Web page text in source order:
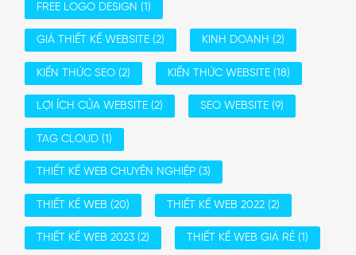
FREE LOGO DESIGN (1)
GIÁ THIẾT KẾ WEBSITE (2) KINH DOANH (2)
KIẾN THỨC SEO (2) KIẾN THỨC WEBSITE(18)
LỢI ÍCH CỦA WEBSITE (2) SEO WEBSITE(9)
TAG CLOUD (1)
THIẾT KẾ WEB CHUYÊN NGHIỆP (3)
THIẾT KẾ WEB (20) THIẾT KẾ WEB 2022(2)
THIẾT KẾ WEB 2023 (2) THIẾT KẾ WEB GIÁ RẺ(1)